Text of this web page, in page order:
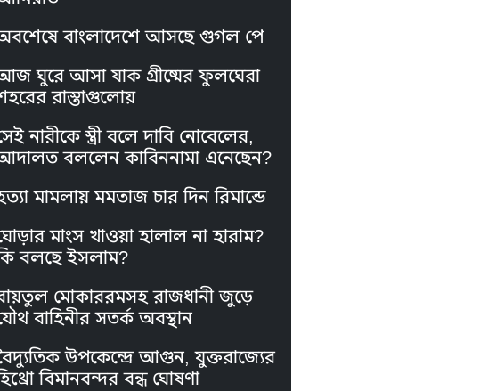
বাংলাদেশে আসছে গুগল পে
ঘুরে আসা যাক গ্রীষ্মের ফুলঘেরা
রাস্তাগুলোয়
নারীকে স্ত্রী বলে দাবি নোবেলের,
বললেন কাবিননামা এনেছেন?
মামলায় মমতাজ চার দিন রিমান্ডে
মাংস খাওয়া হালাল না হারাম?
বলছে ইসলাম?
মোকাররমসহ রাজধানী জুড়ে
বাহিনীর সতর্ক অবস্থান
উপকেন্দ্রে আগুন, যুক্তরাজ্যের
বিমানবন্দর বন্ধ ঘোষণা